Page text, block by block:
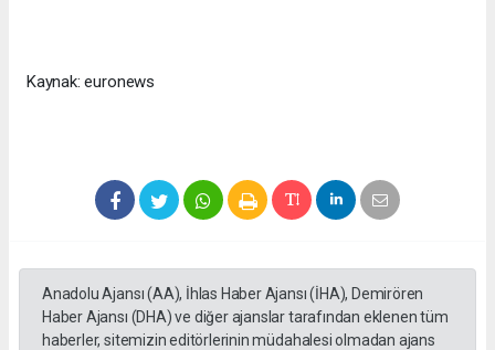
Kaynak: euronews
Anadolu Ajansı (AA), İhlas Haber Ajansı (İHA), Demirören
Haber Ajansı (DHA) ve diğer ajanslar tarafından eklenen tüm
haberler, sitemizin editörlerinin müdahalesi olmadan ajans